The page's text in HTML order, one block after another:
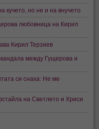
кучето, но не и на внучето
любовница на Кирил
Кирил Терзиев
между Гущерова и
си снаха: Не ме
на Светлето и Хриси